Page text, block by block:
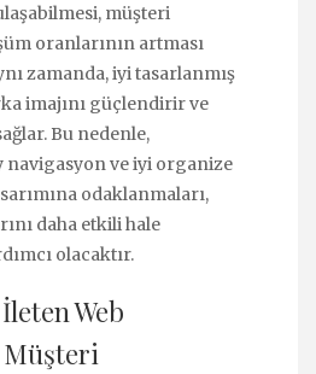
müşteri
oranlarının artması
zamanda, iyi tasarlanmış
imajını güçlendirir ve
Bu nedenle,
navigasyon ve iyi organize
odaklanmaları,
daha etkili hale
olacaktır.
Web
Müşteri